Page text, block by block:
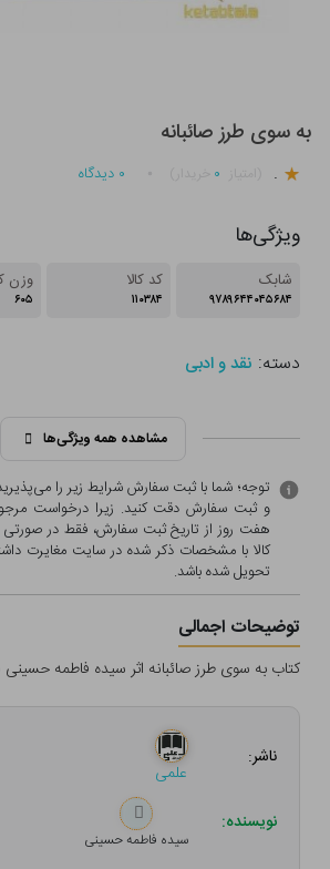
به سوی طرز صائبانه
. ۰ ۰ دیدگاه
ویژگی‌ها
شابک
۹۷۸۹۶۴۴۰۴۵۶۸۴
کد کالا
۱۱۰۳۸۴
وزن
۶۰۵
دسته: نقد و ادبی
مشاهده همه ویژگی‌ها
توجه؛ شما با ثبت سفارش شرایط زیر را
و ثبت سفارش دقت کنید. زیرا درخواست
هفت روز از تاریخ ثبت سفارش، فقط در
کالا با مشخصات ذکر شده در سایت مغایرت
تحویل شده باشد.
توضیحات اجمالی
کتاب به سوی طرز صائبانه اثر سیده فاطمه
ناشر:
علمی
نویسنده:
سیده فاطمه حسینی